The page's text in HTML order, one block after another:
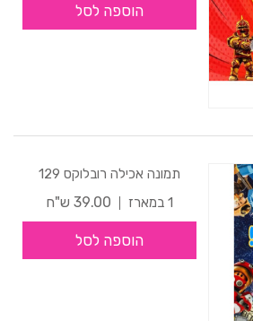
הוספה לסל
תמונה אכילה רובלוקס 129
1 במארז
39.00 ש"ח
הוספה לסל